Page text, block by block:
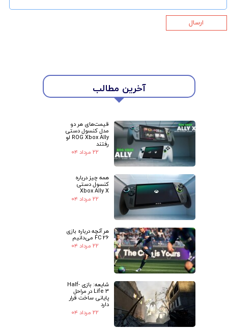
★
آخرین مطالب
قیمت‌های هر دو
مدل کنسول دستی
ROG Xbox Ally لو
رفتند
۲۲ مرداد ۰۴
همه چیز درباره
کنسول دستی
Xbox Ally X
۲۲ مرداد ۰۴
هر آنچه درباره بازی
FC 26 می‌دانیم
۲۲ مرداد ۰۴
شایعه: بازی Half-
Life 3 در مراحل
پایانی ساخت قرار
دارد
۲۲ مرداد ۰۴
ارسال